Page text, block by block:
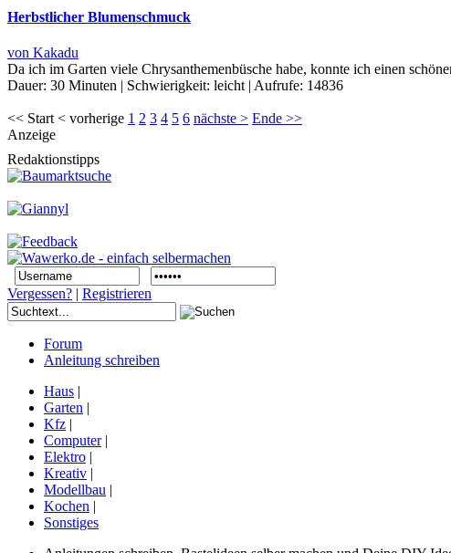
Herbstlicher Blumenschmuck
von Kakadu
Da ich im Garten viele Chrysanthemenbüsche habe, konnte ich einen
Dauer: 30 Minuten | Schwierigkeit: leicht | Aufrufe: 14836
<< Start < vorherige 1 2 3 4 5 6 nächste > Ende >>
Anzeige
Redaktionstipps
Vergessen? | Registrieren
Forum
Anleitung schreiben
Haus |
Garten |
Kfz |
Computer|
Elektro |
Kreativ |
Modellbau |
Kochen |
Sonstiges